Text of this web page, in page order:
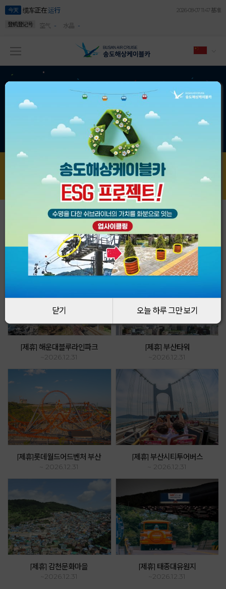
今天 缆车正在运行
2026-08-07 11:47 基准
登机登记号
空气 - 水晶 -
Event & Promotion
更加特别地享受缆车的方法!
[제휴] 해운대블루라인파크
~2026.12.31
[제휴] 부산타워
~2026.12.31
[제휴]롯데월드어드벤처 부산
~ 2026.12.31
[제휴] 부산시티투어버스
~ 2026.12.31
[제휴] 감천문화마을
~2026.12.31
[제휴] 태종대유원지
~2026.12.31
닫기 오늘 하루 그만 보기
닫기 오늘 하루 그만 보기